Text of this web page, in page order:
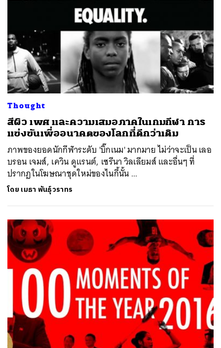
Thought
สีผิว เพศ และความเสมอภาคในเกมกีฬา การ
แข่งขันเพื่ออนาคตของโลกที่ดีกว่าเดิม
ภาพของยอดนักกีฬาระดับ 'บิ๊กเนม' มากมาย ไม่ว่าจะเป็น เลอ
บรอน เจมส์, เควิน ดูแรนต์, เซรีนา วิลเลียมส์ และอื่นๆ ที่
ปรากฏในโฆษณาชุดใหม่ของไนกี้นั้น ...
โดย เมธา พันธุ์วราทร